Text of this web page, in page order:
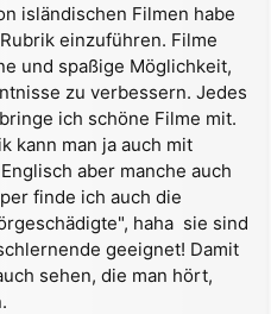
isländischen Filmen habe
einzuführen. Filme
und spaßige Möglichkeit,
zu verbessern. Jedes
ich schöne Filme mit.
kann man ja auch mit
aber manche auch
finde ich auch die
haha  sie sind
geeignet! Damit
sehen, die man hört,